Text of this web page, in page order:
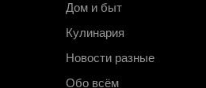
Дом и быт
Кулинария
Новости разные
Обо всём